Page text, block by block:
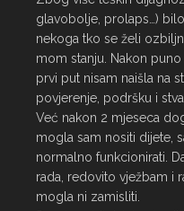
glavobolje, prolaps…)
nekoga tko se želi
mom stanju. Nakon
prvi put nisam naišla na
povjerenje, podršku i
Već nakon 2 mjeseca
mogla sam nositi dijete,
normalno funkcionirati.
rada, redovito vježbam i
mogla ni zamisliti.